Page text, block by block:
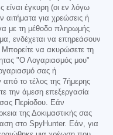
είναι έγκυρη (οι εν λόγω
αιτήματα για χρεώσεις ή
με τη μέθοδο πληρωμής
ενδέχεται να επηρεάσουν
Μπορείτε να ακυρώσετε τη
"Ο Λογαριασμός μου"
σας ή
το τέλος της 7ήμερης
την άμεση επεξεργασία
Περίοδου. Εάν
της Δοκιμαστικής σας
στο SpyHunter. Εάν, για